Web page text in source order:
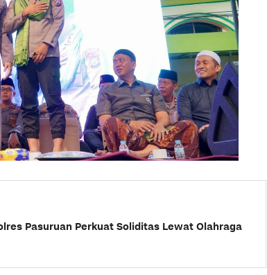
Pasuruan Perkuat Soliditas Lewat Olahraga